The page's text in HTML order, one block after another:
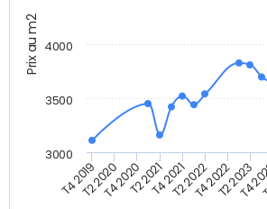
Prix au m2
T4 2019T2 2020T4 2020T2 2021T4 2021T2 2022T4 2022T2 2023
T4
3000
3500
4000